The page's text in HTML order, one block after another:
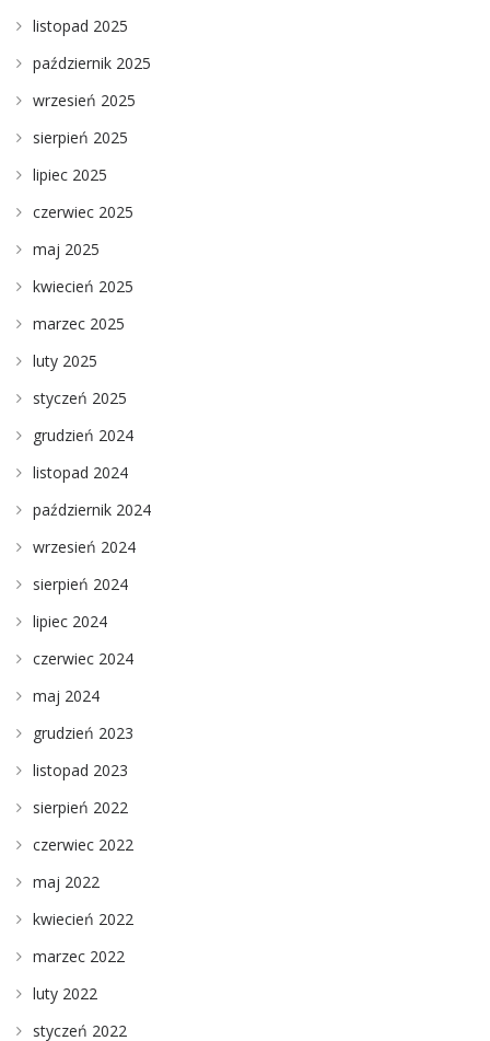
listopad 2025
październik 2025
wrzesień 2025
sierpień 2025
lipiec 2025
czerwiec 2025
maj 2025
kwiecień 2025
marzec 2025
luty 2025
styczeń 2025
grudzień 2024
listopad 2024
październik 2024
wrzesień 2024
sierpień 2024
lipiec 2024
czerwiec 2024
maj 2024
grudzień 2023
listopad 2023
sierpień 2022
czerwiec 2022
maj 2022
kwiecień 2022
marzec 2022
luty 2022
styczeń 2022